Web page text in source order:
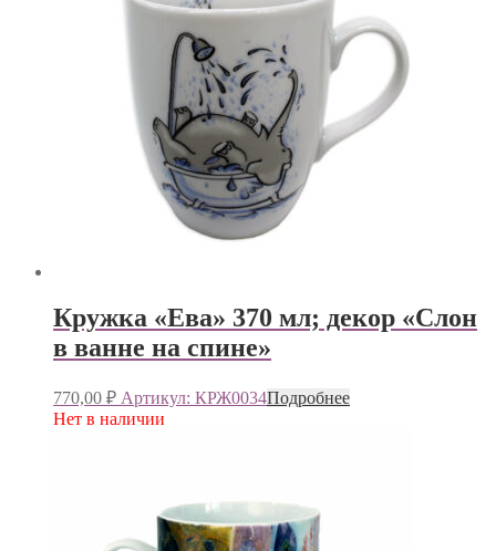
Кружка «Ева» 370 мл; декор «Слон
в ванне на спине»
770,00 ₽ Артикул: КРЖ0034Подробнее
Нет в наличии